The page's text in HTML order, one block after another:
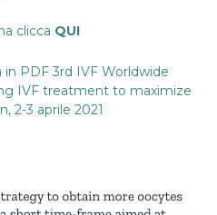
clicca QUI
in PDF 3rd IVF Worldwide
IVF treatment to maximize
2-3 aprile 2021